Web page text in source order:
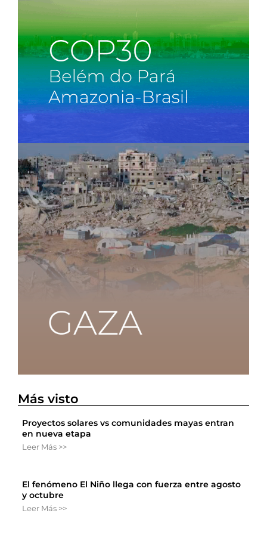
Más visto
Proyectos solares vs comunidades mayas entran
en nueva etapa
Leer Más >>
El fenómeno El Niño llega con fuerza entre agosto
y octubre
Leer Más >>